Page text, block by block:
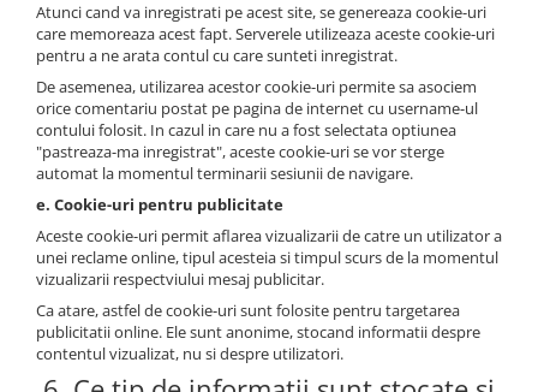
Atunci cand va inregistrati pe acest site, se genereaza cookie-uri
care memoreaza acest fapt. Serverele utilizeaza aceste cookie-uri
pentru a ne arata contul cu care sunteti inregistrat.
De asemenea, utilizarea acestor cookie-uri permite sa asociem
orice comentariu postat pe pagina de internet cu username-ul
contului folosit. In cazul in care nu a fost selectata optiunea
"pastreaza-ma inregistrat", aceste cookie-uri se vor sterge
automat la momentul terminarii sesiunii de navigare.
e. Cookie-uri pentru publicitate
Aceste cookie-uri permit aflarea vizualizarii de catre un utilizator a
unei reclame online, tipul acesteia si timpul scurs de la momentul
vizualizarii respectviului mesaj publicitar.
Ca atare, astfel de cookie-uri sunt folosite pentru targetarea
publicitatii online. Ele sunt anonime, stocand informatii despre
contentul vizualizat, nu si despre utilizatori.